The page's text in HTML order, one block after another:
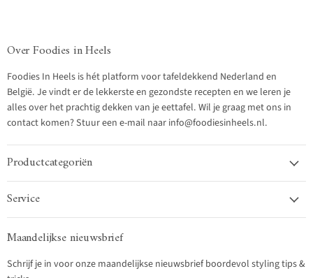
Over Foodies in Heels
Foodies In Heels is hét platform voor tafeldekkend Nederland en
België. Je vindt er de lekkerste en gezondste recepten en we leren je
alles over het prachtig dekken van je eettafel. Wil je graag met ons in
contact komen? Stuur een e-mail naar info@foodiesinheels.nl.
Productcategoriën
Service
Maandelijkse nieuwsbrief
Schrijf je in voor onze maandelijkse nieuwsbrief boordevol styling tips &